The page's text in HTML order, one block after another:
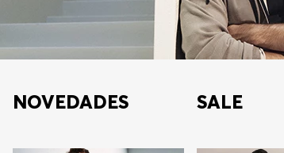
NOVEDADES SALE